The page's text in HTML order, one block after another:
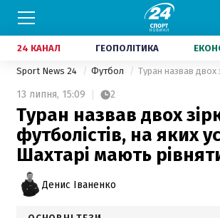
24 КАНАЛ ГЕОПОЛІТИКА
Sport News 24 Футбол
13 липня, 15:09 2
Туран назвав двох
футболістів, на яких
Шахтарі мають
Денис Іваненко